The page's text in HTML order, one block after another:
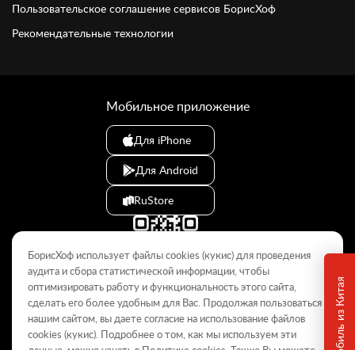
Пользовательское соглашение сервисов БорисХоф
Рекомендательные технологии
© 2009–2026
Данный интернет-сайт носит информационный характер и не
является публичной офертой, определяемой положениями Статьи
Мобильное приложение
Для iPhone
Для Android
RuStore
БорисХоф использует файлы cookies (кукиc) для проведения
аудита и сбора статистической информации, чтобы
оптимизировать работу и функциональность этого сайта,
сделать его более удобным для Вас. Продолжая пользоваться
нашим сайтом, вы даете согласие на использование файлов
cookies (кукиc). Подробнее о том, как мы используем эти